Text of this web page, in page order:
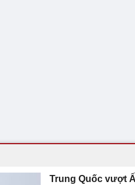
Trung Quốc vượt